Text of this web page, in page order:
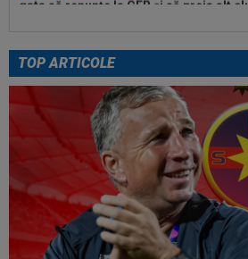
Gigi Becali: ”Hai
00:34 EXCLUSIV
Dorit iar de Varga
Iordănescu a luat decizia!
EXCLUSIV
Gică Craioveanu
serii, după KuPS - Craiova: ”Știi cine
00:12
Barcelona, 180 de milioane
Rodri!
TOP ARTICOLE